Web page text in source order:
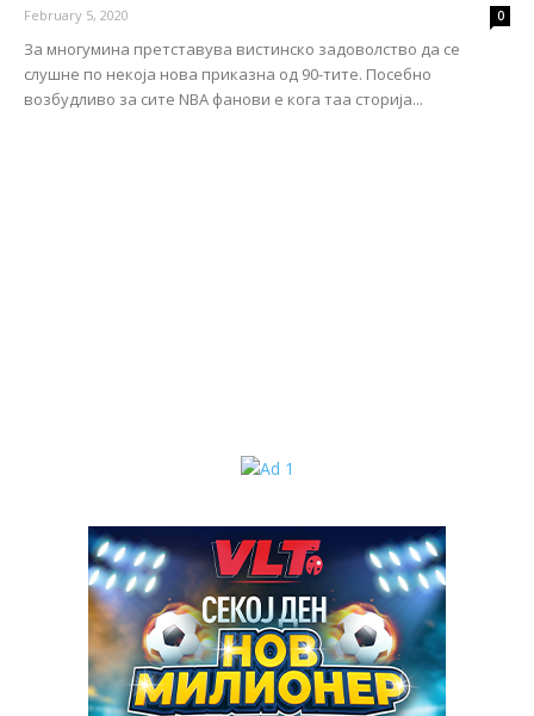
February 5, 2020 0
За многумина претставува вистинско задоволство да се
слушне по некоја нова приказна од 90-тите. Посебно
возбудливо за сите NBA фанови е кога таа сторија...